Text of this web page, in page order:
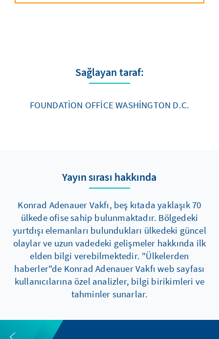
Sağlayan taraf:
FOUNDATION OFFICE WASHINGTON D.C.
Yayın sırası hakkında
Konrad Adenauer Vakfı, beş kıtada yaklaşık 70
ülkede ofise sahip bulunmaktadır. Bölgedeki
yurtdışı elemanları bulundukları ülkedeki güncel
olaylar ve uzun vadedeki gelişmeler hakkında ilk
elden bilgi verebilmektedir. "Ülkelerden
haberler"de Konrad Adenauer Vakfı web sayfası
kullanıcılarına özel analizler, bilgi birikimleri ve
tahminler sunarlar.